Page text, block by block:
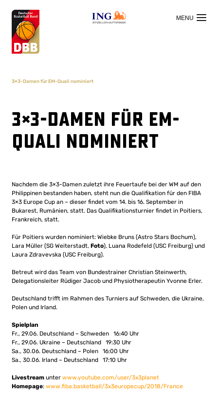
OFFIZIELLER HAUPTSPONSOR
3×3-Damen für EM-Quali nominiert
3×3-Damen für EM-
Quali nominiert
Nachdem die 3×3-Damen zuletzt ihre Feuertaufe bei der WM auf den
Philippinen bestanden haben, steht nun die Qualifikation für den FIBA
3×3 Europe Cup an – dieser findet vom 14. bis 16. September in
Bukarest, Rumänien, statt. Das Qualifikationsturnier findet in Poitiers,
Frankreich, statt.
Für Poitiers wurden nominiert: Wiebke Bruns (Astro Stars Bochum),
Lara Müller (SG Weiterstadt, Foto), Luana Rodefeld (USC Freiburg) und
Laura Zdravevska (USC Freiburg).
Betreut wird das Team von Bundestrainer Christian Steinwerth,
Delegationsleiter Rüdiger Jacob und Physiotherapeutin Yvonne Erler.
Deutschland trifft im Rahmen des Turniers auf Schweden, die Ukraine,
Polen und Irland.
Spielplan
Fr., 29.06. Deutschland – Schweden 16:40 Uhr
Fr., 29.06. Ukraine – Deutschland 19:30 Uhr
Sa., 30.06. Deutschland – Polen 16:00 Uhr
Sa., 30.06. Irland – Deutschland 17:10 Uhr
Livestream unter www.youtube.com/user/3x3planet
Homepage: www.fiba.basketball/3x3europecup/2018/France